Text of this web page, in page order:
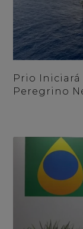
Prio Iniciará
Peregrino